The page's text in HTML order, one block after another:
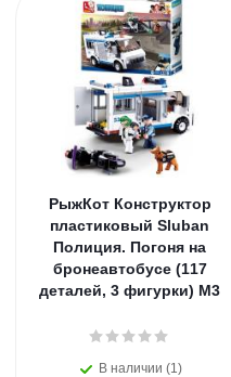
РыжКот Конструктор
пластиковый Sluban
Полиция. Погоня на
бронеавтобусе (117
деталей, 3 фигурки) M3
В наличии (1)